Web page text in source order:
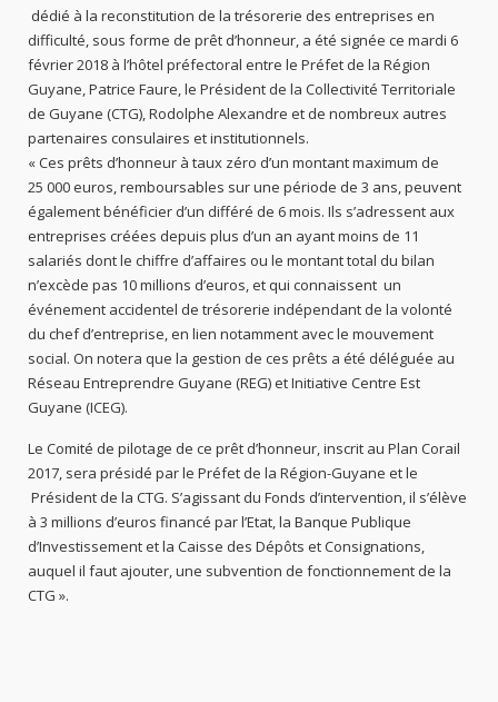
dédié à la reconstitution de la trésorerie des entreprises en
difficulté, sous forme de prêt d’honneur, a été signée ce mardi 6
février 2018 à l’hôtel préfectoral entre le Préfet de la Région
Guyane, Patrice Faure, le Président de la Collectivité Territoriale
de Guyane (CTG), Rodolphe Alexandre et de nombreux autres
partenaires consulaires et institutionnels.
« Ces prêts d’honneur à taux zéro d’un montant maximum de
25 000 euros, remboursables sur une période de 3 ans, peuvent
également bénéficier d’un différé de 6 mois. Ils s’adressent aux
entreprises créées depuis plus d’un an ayant moins de 11
salariés dont le chiffre d’affaires ou le montant total du bilan
n’excède pas 10 millions d’euros, et qui connaissent un
événement accidentel de trésorerie indépendant de la volonté
du chef d’entreprise, en lien notamment avec le mouvement
social. On notera que la gestion de ces prêts a été déléguée au
Réseau Entreprendre Guyane (REG) et Initiative Centre Est
Guyane (ICEG).
Le Comité de pilotage de ce prêt d’honneur, inscrit au Plan Corail
2017, sera présidé par le Préfet de la Région-Guyane et le
Président de la CTG. S’agissant du Fonds d’intervention, il s’élève
à 3 millions d’euros financé par l’Etat, la Banque Publique
d’Investissement et la Caisse des Dépôts et Consignations,
auquel il faut ajouter, une subvention de fonctionnement de la
CTG ».